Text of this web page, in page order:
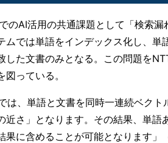
のAI活用の共通課題として「検索漏
ムでは単語をインデックス化し、
した文書のみとなる。この問題を
っている。
は、単語と文書を同時一連続ベク
近さ」となります。その結果、単
果に含めることが可能となります」